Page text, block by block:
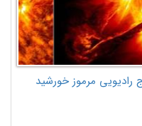
رادیویی مرموز خورشید